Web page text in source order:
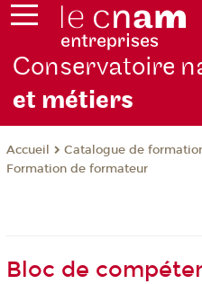
Conservatoire
et métiers
Accueil
Catalogue de
Formation de formateur
Bloc de